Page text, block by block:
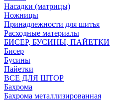
Насадки (матрицы)
Ножницы
Принадлежности для шитья
Расходные материалы
БИСЕР, БУСИНЫ, ПАЙЕТКИ
Бисер
Бусины
Пайетки
ВСЕ ДЛЯ ШТОР
Бахрома
Бахрома металлизированная